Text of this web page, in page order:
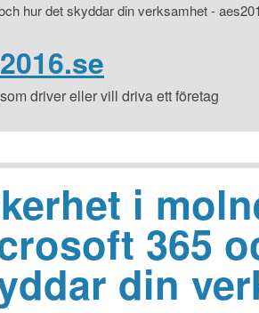
hur det skyddar din verksamhet -
driver eller vill driva ett företag
i
365
din